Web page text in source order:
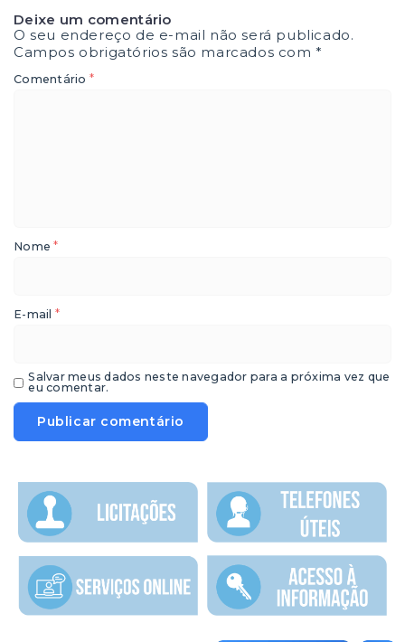
Deixe um comentário
O seu endereço de e-mail não será publicado.
Campos obrigatórios são marcados com*
Comentário *
Nome*
E-mail *
Salvar meus dados neste navegador para a próxima vez que
eu comentar.